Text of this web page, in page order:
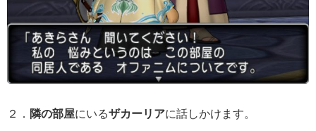
２． 隣の部屋にいるザカーリアに話しかけます。